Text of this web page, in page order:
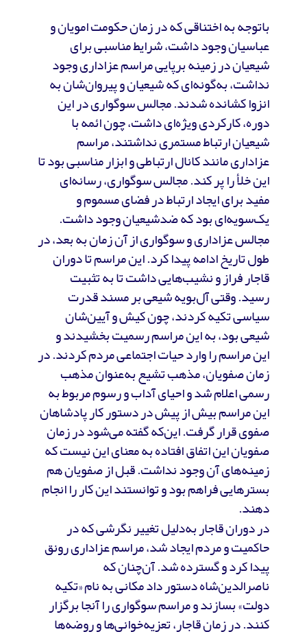
باتوجه به اختناقی که در زمان حکومت امویان و
عباسیان وجود داشت، شرایط مناسبی برای
شیعیان در زمینه برپایی مراسم عزاداری وجود
نداشت، به‌گونه‌ای که شیعیان و پیروان‌شان به
انزوا کشانده شدند. مجالس سوگواری در این
دوره، کارکردی ویژه‌ای داشت، چون ائمه با
شیعیان ارتباط مستمری نداشتند، مراسم
عزاداری مانند کانال ارتباطی و ابزار مناسبی بود تا
این خلأ را پر کند. مجالس سوگواری، رسانه‌ای
مفید برای ایجاد ارتباط در فضای مسموم و
یک‌سویه‌ای بود که ضدشیعیان وجود داشت.
مجالس عزاداری و سوگواری از آن زمان به بعد، در
طول تاریخ ادامه پیدا کرد. این مراسم تا دوران
قاجار فراز و نشیب‌هایی داشت تا به تثبیت
رسید. وقتی آل‌بویه شیعی بر مسند قدرت
سیاسی تکیه کردند، چون کیش و آیین‌شان
شیعی بود، به این مراسم رسمیت بخشیدند و
این مراسم را وارد حیات اجتماعی مردم کردند. در
زمان صفویان، مذهب تشیع به‌عنوان مذهب
رسمی اعلام شد و احیای آداب و رسوم مربوط به
این مراسم بیش از پیش در دستور کار پادشاهان
صفوی قرار گرفت. این‌که گفته می‌شود در زمان
صفویان این اتفاق افتاده به معنای این نیست که
زمینه‌های آن وجود نداشت. قبل از صفویان هم
بسترهایی فراهم بود و توانستند این کار را انجام
دهند.
در دوران قاجار به‌دلیل تغییر نگرشی که در
حاکمیت و مردم ایجاد شد، مراسم عزاداری رونق
پیدا کرد و گسترده شد. آن‌چنان که
ناصرالدین‌شاه دستور داد مکانی به نام «تکیه
دولت» بسازند و مراسم سوگواری را آنجا برگزار
کنند. در زمان قاجار، تعزیه‌خوانی‌ها و روضه‌ها